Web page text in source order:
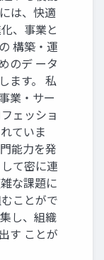
は、快適
、事業と
構築・運
のデ ータ
ます。 私
業・サー
ェッショ
ていま
能力を発
て密に連
な課題に
ことがで
し、組織
す ことが